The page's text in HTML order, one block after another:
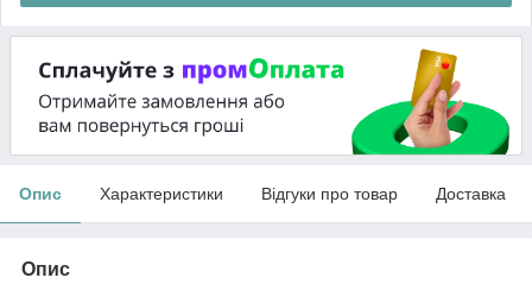
Опис Характеристики Відгуки про товар Доставка
Опис